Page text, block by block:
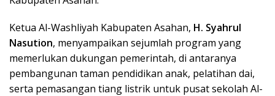
Ketua Al-Washliyah Kabupaten Asahan, H. Syahrul
Nasution, menyampaikan sejumlah program yang
memerlukan dukungan pemerintah, di antaranya
pembangunan taman pendidikan anak, pelatihan dai,
serta pemasangan tiang listrik untuk pusat sekolah Al-